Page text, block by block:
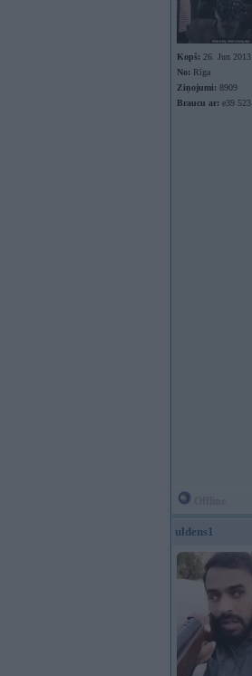
Kopš: 26. Jun 2013
No: Rīga
Ziņojumi: 8909
Braucu ar: e39 523
uldens1